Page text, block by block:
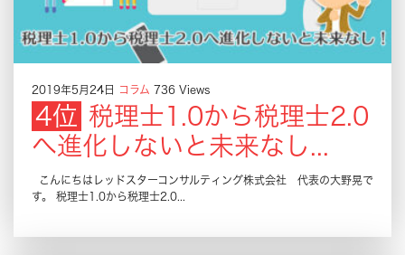
2019年5月24日 コラム 736 Views
税理士1.0から税理士2.0
へ進化しないと未来なし...
こんにちはレッドスターコンサルティング株式会社 代表の大野晃で
す。 税理士1.0から税理士2.0...